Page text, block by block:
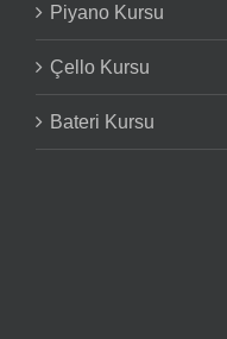
Piyano Kursu
Çello Kursu
Bateri Kursu